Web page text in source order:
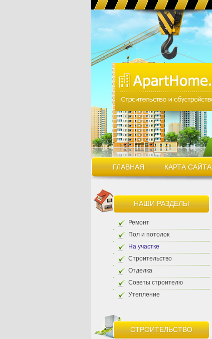
ГЛАВНАЯ КАРТА САЙТА
НАШИ РАЗДЕЛЫ
Ремонт
Пол и потолок
На участке
Строительство
Отделка
Советы строителю
Утепление
СТРОИТЕЛЬСТВО